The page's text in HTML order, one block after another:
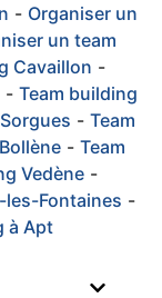
- Organiser un
un team
Cavaillon -
- Team building
- Team
- Team
Vedène-
les-Fontaines -
à Apt